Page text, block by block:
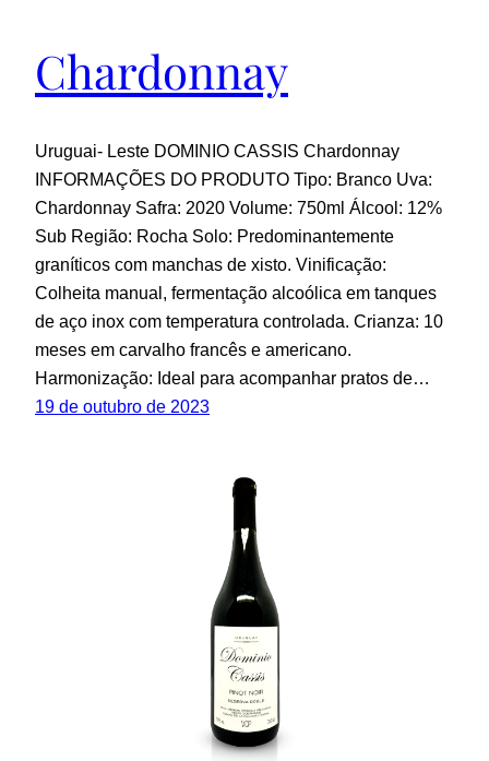
Chardonnay
Uruguai- Leste DOMINIO CASSIS Chardonnay
INFORMAÇÕES DO PRODUTO Tipo: Branco Uva:
Chardonnay Safra: 2020 Volume: 750ml Álcool: 12%
Sub Região: Rocha Solo: Predominantemente
graníticos com manchas de xisto. Vinificação:
Colheita manual, fermentação alcoólica em tanques
de aço inox com temperatura controlada. Crianza: 10
meses em carvalho francês e americano.
Harmonização: Ideal para acompanhar pratos de…
19 de outubro de 2023